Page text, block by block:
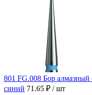
801 FG.008 Бор
синий 71.65 ₽ / шт